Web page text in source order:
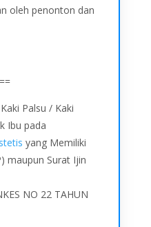
oleh penonton dan
Palsu / Kaki
Ibu pada
yang Memiliki
maupun Surat Ijin
NO 22 TAHUN